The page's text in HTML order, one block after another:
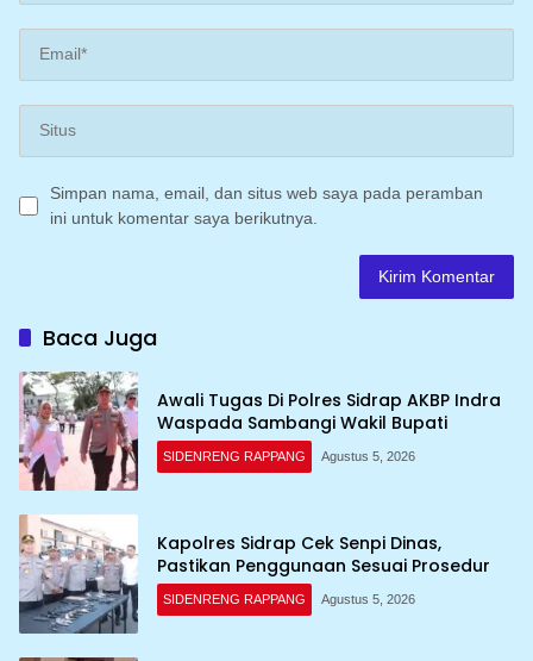
Simpan nama, email, dan situs web saya pada peramban
ini untuk komentar saya berikutnya.
Baca Juga
Awali Tugas Di Polres Sidrap AKBP Indra
Waspada Sambangi Wakil Bupati
SIDENRENG RAPPANG Agustus 5, 2026
Kapolres Sidrap Cek Senpi Dinas,
Pastikan Penggunaan Sesuai Prosedur
SIDENRENG RAPPANG Agustus 5, 2026